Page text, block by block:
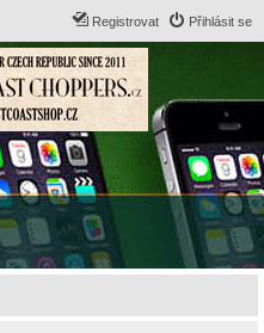
Přihlásit se
Registrovat